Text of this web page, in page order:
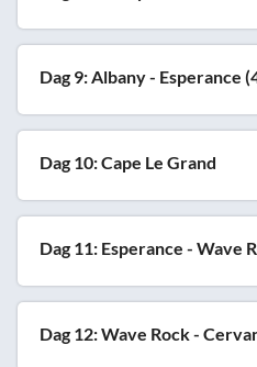
Dag 9: Albany - Esperance
Dag 10: Cape Le Grand
Dag 11: Esperance - Wave
Dag 12: Wave Rock -